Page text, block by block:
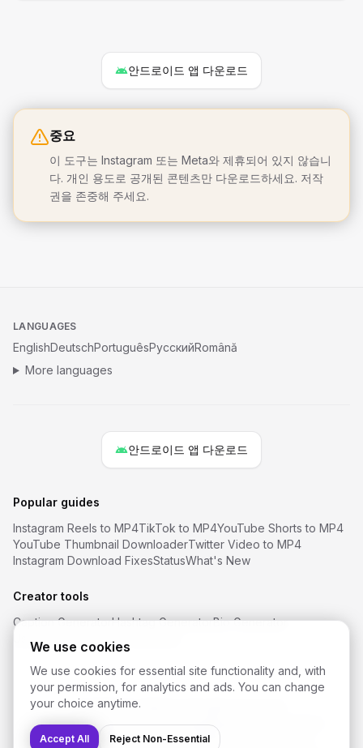
안드로이드 앱 다운로드
중요
이 도구는 Instagram 또는 Meta와 제휴되어 있지 않습니
다. 개인 용도로 공개된 콘텐츠만 다운로드하세요. 저작
권을 존중해 주세요.
LANGUAGES
EnglishDeutschPortuguêsРусскийRomână
More languages
안드로이드 앱 다운로드
Popular guides
Instagram Reels to MP4TikTok to MP4YouTube Shorts to MP4
YouTube Thumbnail DownloaderTwitter Video to MP4
Instagram Download FixesStatusWhat's New
Creator tools
Caption GeneratorHashtag GeneratorBio Generator
Font Generator
©2026 SaveReels
Instagram 동영상 다운로더Facebook 동영상 다운로더
YouTube Shorts 다운로더TikTok 동영상 다운로더
We use cookies
We use cookies for essential site functionality and, with
your permission, for analytics and ads. You can change
your choice anytime.
Accept All Reject Non-Essential